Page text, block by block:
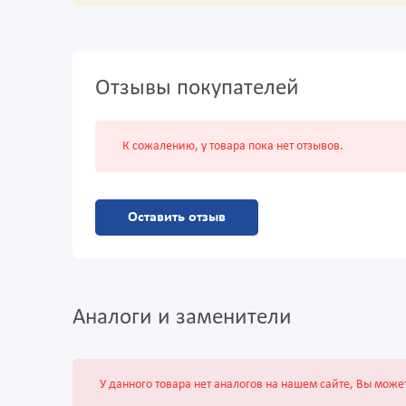
Отзывы покупателей
К сожалению, у товара пока нет отзывов.
Оставить отзыв
Аналоги и заменители
У данного товара нет аналогов на нашем сайте, Вы